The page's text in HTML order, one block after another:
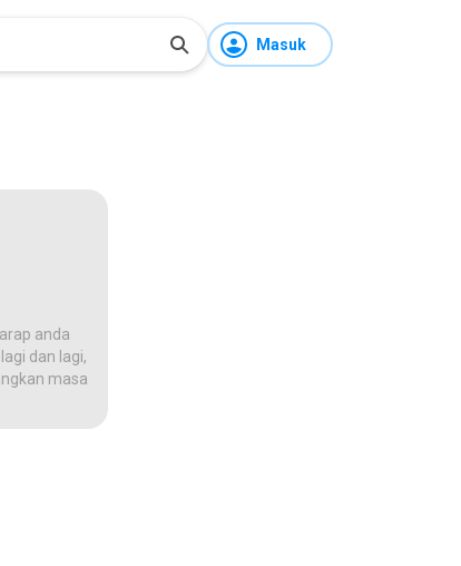
Masuk
anda
dan lagi,
masa